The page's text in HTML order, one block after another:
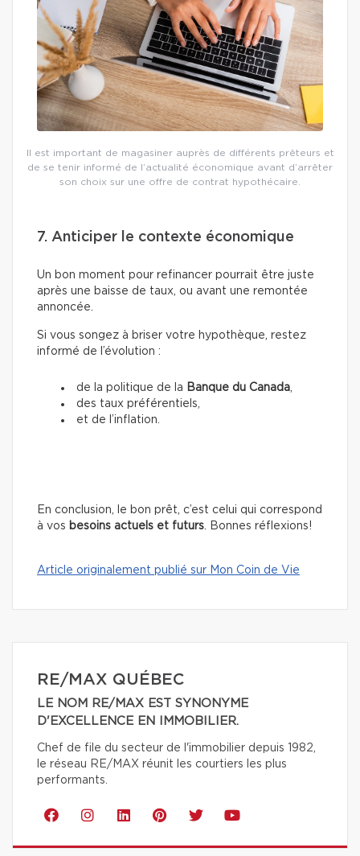
Il est important de magasiner auprès de différents prêteurs et
de se tenir informé de l’actualité économique avant d’arrêter
son choix sur une offre de contrat hypothécaire.
7. Anticiper le contexte économique
Un bon moment pour refinancer pourrait être juste
après une baisse de taux, ou avant une remontée
annoncée.
Si vous songez à briser votre hypothèque, restez
informé de l’évolution :
de la politique de la Banque du Canada,
des taux préférentiels,
et de l’inflation.
En conclusion, le bon prêt, c’est celui qui correspond
à vos besoins actuels et futurs. Bonnes réflexions!
Article originalement publié sur Mon Coin de Vie
RE/MAX QUÉBEC
LE NOM RE/MAX EST SYNONYME
D'EXCELLENCE EN IMMOBILIER.
Chef de file du secteur de l'immobilier depuis 1982,
le réseau RE/MAX réunit les courtiers les plus
performants.